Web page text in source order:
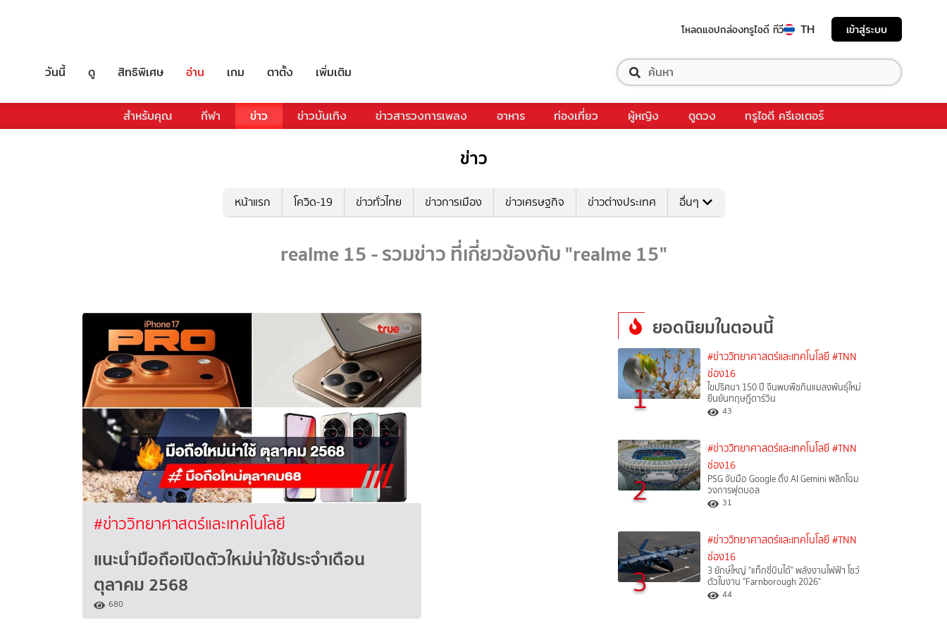
โหลดแอปกล่องทรูไอดี ทีวี TH เข้าสู่ระบบ
วันนี้ ดู สิทธิพิเศษ อ่าน เกม ตาตั้ง เพิ่มเติม
สำหรับคุณ กีฬา ข่าว ข่าวบันเทิง ข่าวสารวงการเพลง อาหาร ท่องเที่ยว ผู้หญิง ดูดวง ทรูไอดี ครีเอเตอร์
ข่าว
หน้าแรก โควิด-19 ข่าวทั่วไทย ข่าวการเมือง ข่าวเศรษฐกิจ ข่าวต่างประเทศ อื่นๆ
realme 15 - รวมข่าว ที่เกี่ยวข้องกับ "realme 15"
#ข่าววิทยาศาสตร์และเทคโนโลยี
แนะนำมือถือเปิดตัวใหม่น่าใช้ประจำเดือน
ตุลาคม 2568
680
ยอดนิยมในตอนนี้
1
#ข่าววิทยาศาสตร์และเทคโนโลยี #TNN
ช่อง16
ไขปริศนา 150 ปี จีนพบพืชกินแมลงพันธุ์ใหม่
ยืนยันทฤษฎีดาร์วิน
43
2
#ข่าววิทยาศาสตร์และเทคโนโลยี #TNN
ช่อง16
PSG จับมือ Google ดึง AI Gemini พลิกโฉม
วงการฟุตบอล
31
3
#ข่าววิทยาศาสตร์และเทคโนโลยี #TNN
ช่อง16
3 ยักษ์ใหญ่ "แท็กซี่บินได้" พลังงานไฟฟ้า โชว์
ตัวในงาน "Farnborough 2026"
44